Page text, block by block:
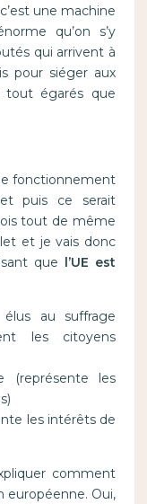
une machine
qu’on s’y
qui arrivent à
pour siéger aux
tout égarés que
fonctionnement
puis ce serait
tout de même
et je vais donc
que l’UE est
au suffrage
les citoyens
(représente les
les intérêts de
comment
européenne. Oui,